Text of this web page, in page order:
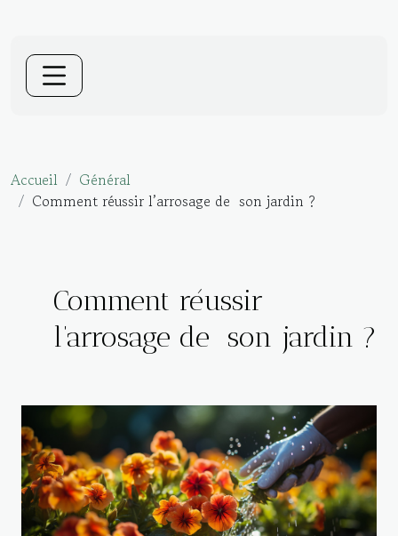
Accueil
Général
Comment réussir l’arrosage de son jardin ?
Comment réussir
l’arrosage de son jardin ?